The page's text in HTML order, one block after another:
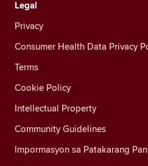
Legal
Privacy
Consumer Health Data Privacy
Terms
Cookie Policy
Intellectual Property
Community Guidelines
Impormasyon sa Patakarang